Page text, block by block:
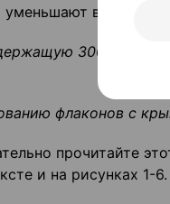
уменьшают в каждую
300 мг/мл
флаконов с
прочитайте
и на рисунках 1-6.